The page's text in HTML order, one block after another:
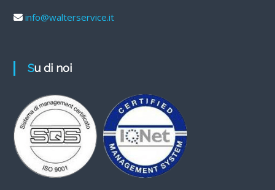
info@walterservice.it
Su di noi